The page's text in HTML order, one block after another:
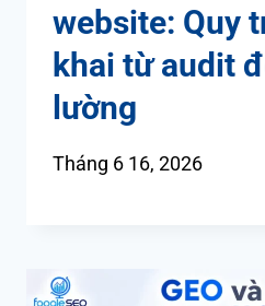
website: Quy
khai từ audit
lường
Tháng 6 16, 2026